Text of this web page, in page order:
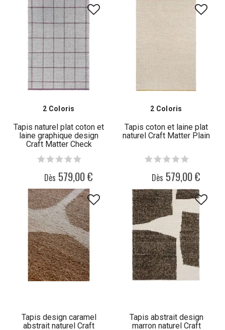
2 Coloris
Tapis naturel plat coton et
laine graphique design
Craft Matter Check
Dès 579,00 €
2 Coloris
Tapis coton et laine plat
naturel Craft Matter Plain
Dès 579,00 €
Tapis design caramel
abstrait naturel Craft
Tapis abstrait design
marron naturel Craft